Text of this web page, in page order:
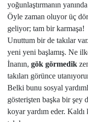
yoğunlaştırmanın
Öyle zaman oluyor üç
geliyor; tam bir karmaşa!
Unuttum bir de takılar
yeni yeni başlamış. Ne
İnanın, gök görmedik
takıları görünce
Belki bunu sosyal
gösterişten başka bir şey
koyar yardım eder.